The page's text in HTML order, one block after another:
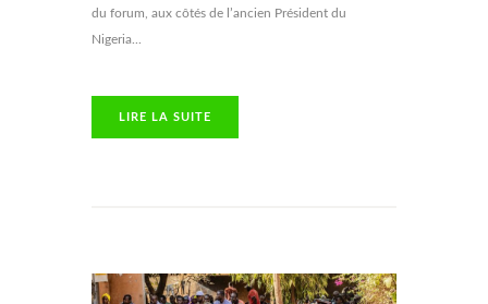
du forum, aux côtés de l’ancien Président du
Nigeria...
LIRE LA SUITE